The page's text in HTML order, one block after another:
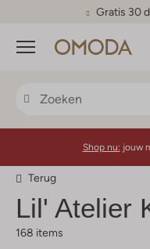
Gratis 30
Menu
Shop nu: jouw
Terug
Lil' Atelier
168 items